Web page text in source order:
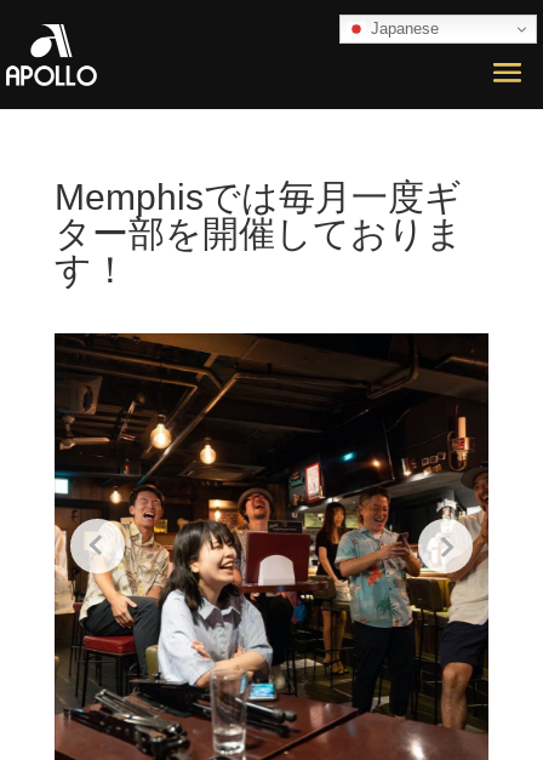
Japanese
Memphisでは毎月一度ギ
ター部を開催しておりま
す！